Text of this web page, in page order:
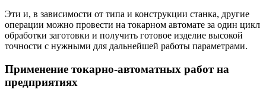
Эти и, в зависимости от типа и конструкции станка, другие
операции можно провести на токарном автомате за один цикл
обработки заготовки и получить готовое изделие высокой
точности с нужными для дальнейшей работы параметрами.
Применение токарно-автоматных работ на
предприятиях